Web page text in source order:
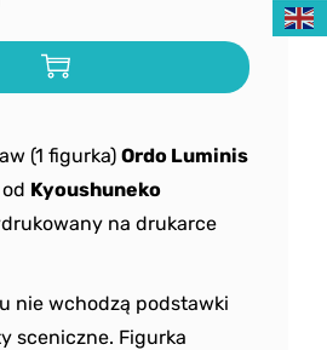
(1 figurka) Ordo Luminis
od Kyoushuneko
na drukarce
nie wchodzą podstawki
sceniczne. Figurka